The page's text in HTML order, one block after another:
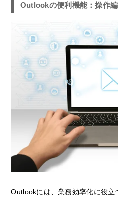
Outlookの便利機能：操作編
Outlookには、業務効率化に役立